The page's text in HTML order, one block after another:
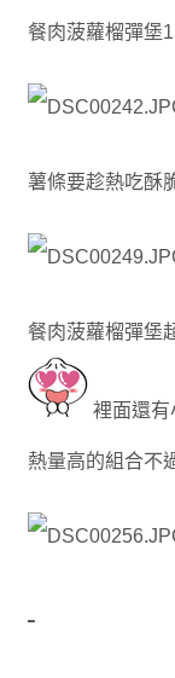
餐肉菠蘿榴彈堡
薯條要趁熱吃酥
餐肉菠蘿榴彈堡
裡面還有
熱量高的組合不